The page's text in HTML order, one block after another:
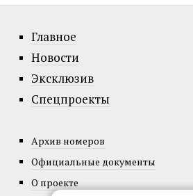
Главное
Новости
Эксклюзив
Спецпроекты
Архив номеров
Официальные документы
О проекте